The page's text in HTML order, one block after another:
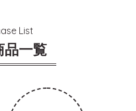
List
品一覧